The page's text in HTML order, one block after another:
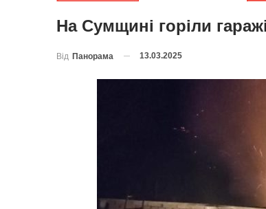
На Сумщині горіли
Від Панорама 13.03.2025